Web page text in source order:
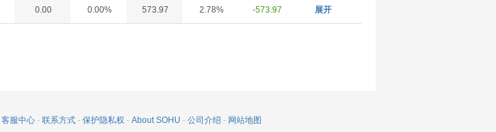
0.00 0.00% 573.97 2.78% -573.97 展开
客服中心 - 联系方式 - 保护隐私权 - About SOHU - 公司介绍 - 网站地图